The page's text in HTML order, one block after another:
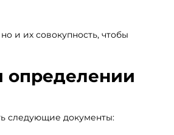
и их совокупность, чтобы
определении
следующие документы: